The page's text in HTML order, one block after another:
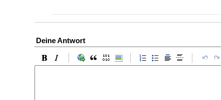
Deine Antwort